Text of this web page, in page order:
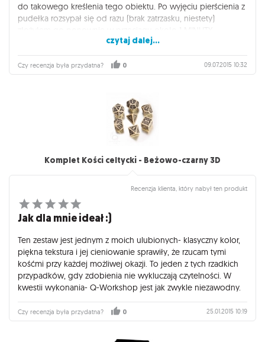
do takowego kreślenia tego obiektu. Po wyjęciu pierścienia z
pudełka rozsypał się od razu (brak zatrzasku, niestety)
Uwielbiam serię Cast a ponadto Ring II świetnie się
prezentuje, jednak nie dajmy się zwariować- to miała być
zagadka na poziomie "Hard". Wszelkie kwestie
ładniesięprezentowania w gablotce powinny być co najwyżej
czytaj dalej...
Czy recenzja była przydatna? 0 09.07.2015 10:32
Komplet Kości celtycki - Beżowo-czarny 3D
Recenzja klienta, który nabył ten produkt
Jak dla mnie ideał :)
Ten zestaw jest jednym z moich ulubionych- klasyczny kolor,
piękna tekstura i jej cieniowanie sprawiły, że rzucam tymi
kośćmi przy każdej możliwej okazji. To jeden z tych rzadkich
przypadków, gdy zdobienia nie wykluczają czytelności. W
kwestii wykonania- Q-Workshop jest jak zwykle niezawodny.
Czy recenzja była przydatna? 0 25.01.2015 10:19